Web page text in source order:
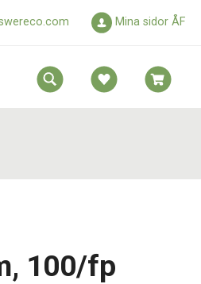
Mina sidor ÅF
100/fp